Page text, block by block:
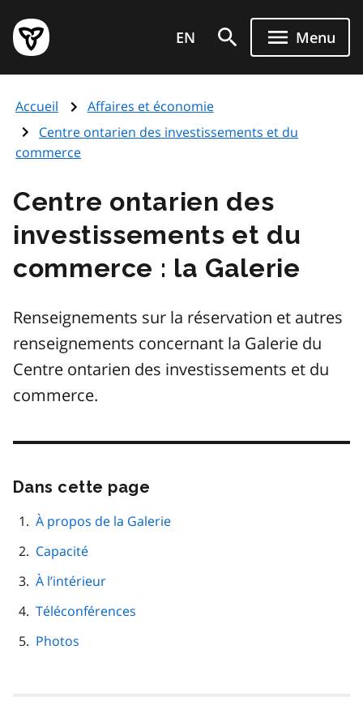
au
contenu
principal
Page
d'accueil
de
l'Ontario
EN Menu
Accueil
Affaires et économie
Centre ontarien des investissements et du
commerce
Centre ontarien des
investissements et du
commerce : la Galerie
Renseignements sur la réservation et autres
renseignements concernant la Galerie du
Centre ontarien des investissements et du
commerce.
Dans cette page
navigation
À propos de la Galerie
Capacité
À l’intérieur
Téléconférences
Photos